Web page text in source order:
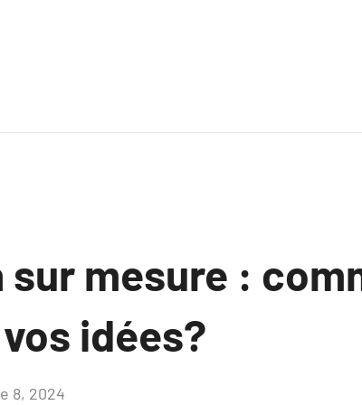
sur mesure :
idées?
8, 2024